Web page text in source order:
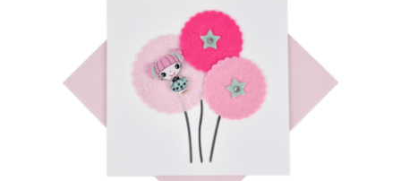
Variants.
The
Options
May
Be
Chosen